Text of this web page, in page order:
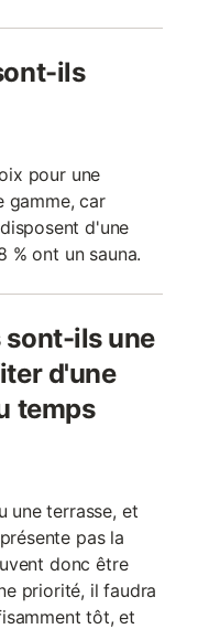
ils
pour une
gamme, car
d'une
% ont un sauna.
sont-ils une
d'une
temps
une terrasse, et
pas la
donc être
priorité, il faudra
tôt, et